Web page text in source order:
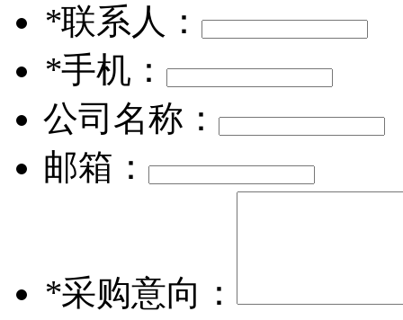
*联系人：
*手机：
公司名称：
邮箱：
*采购意向：